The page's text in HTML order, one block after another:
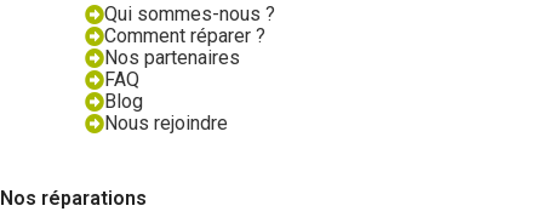
Qui sommes-nous ?
Comment réparer ?
Nos partenaires
FAQ
Blog
Nous rejoindre
Nos réparations